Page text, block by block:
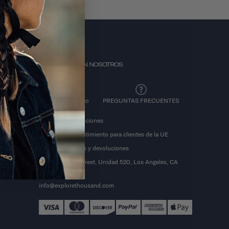
CONTACTE CON NOSOTROS
Correo electrónico PREGUNTAS FRECUENTES
Centro de devoluciones
Derecho de desistimiento para clientes de la UE
Política de envíos y devoluciones
2651 East 12th Street, Unidad 520, Los Angeles, CA
info@explorethousand.com